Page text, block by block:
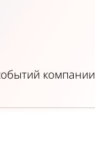
компании